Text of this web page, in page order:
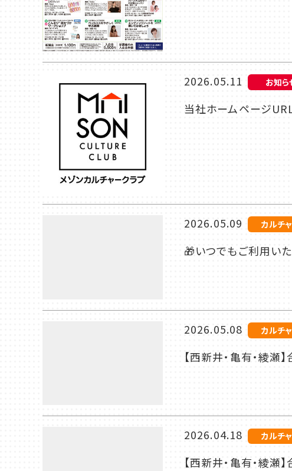
2026.05.11 お知ら
当社ホームページ
2026.05.09 カルチ
🎁いつでもご利用い
2026.05.08 カルチ
【西新井・亀有・綾瀬
2026.04.18 カルチ
【西新井・亀有・綾